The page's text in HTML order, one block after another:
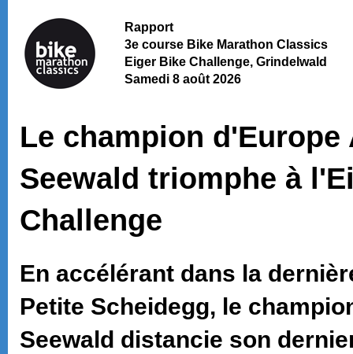
Rapport
3e course Bike Marathon Classics
Eiger Bike Challenge, Grindelwald
Samedi 8 août 2026
Le champion d'Europe
Seewald triomphe à
Challenge
En accélérant dans la
Petite Scheidegg, le
Seewald distancie son